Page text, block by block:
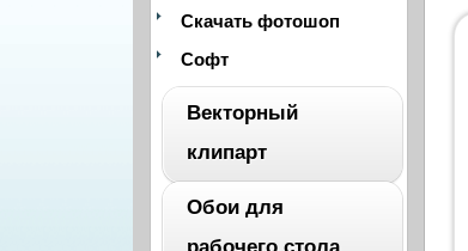
Скачать фотошоп
Софт
Векторный
клипарт
Обои для